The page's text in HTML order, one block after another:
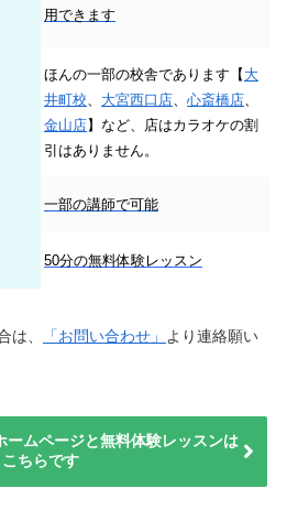
用できます
ほんの一部の校舎であります【 大
井町校、 大宮西口店、 心斎橋店、
金山店】など、店はカラオケの割
引はありません。
一部の講師で可能
50分の無料体験レッスン
は、 「お問い合わせ」
より連絡願い
ームページと無料体験レッスンは
こちらです